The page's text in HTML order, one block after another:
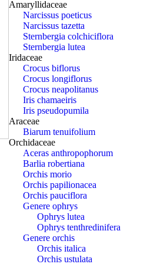
Amaryllidaceae
Narcissus poeticus
Narcissus tazetta
Sternbergia colchiciflora
Sternbergia lutea
Iridaceae
Crocus biflorus
Crocus longiflorus
Crocus neapolitanus
Iris chamaeiris
Iris pseudopumila
Araceae
Biarum tenuifolium
Orchidaceae
Aceras anthropophorum
Barlia robertiana
Orchis morio
Orchis papilionacea
Orchis pauciflora
Genere ophrys
Ophrys lutea
Ophrys tenthredinifera
Genere orchis
Orchis italica
Orchis ustulata